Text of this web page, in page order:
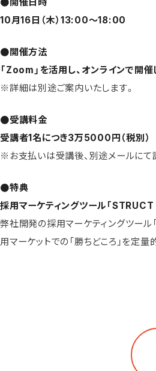
●開催日時
10月16日（木）13:00〜18:00
●開催方法
「Zoom」を活用し、オンラインで開催
※詳細は別途ご案内いたします。
●受講料金
受講者1名につき3万5000円（税別）
※お支払いは受講後、別途メールにて
●特典
採用マーケティングツール「
弊社開発の採用マーケティングツール
用マーケットでの「勝ちどころ」を定